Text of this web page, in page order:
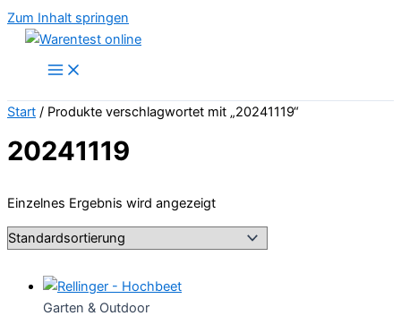
Zum Inhalt springen
Start / Produkte verschlagwortet mit „20241119“
20241119
Einzelnes Ergebnis wird angezeigt
Garten & Outdoor